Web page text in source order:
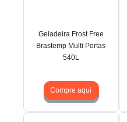
Geladeira Frost Free
Brastemp Multi Portas
540L
Compre aqui